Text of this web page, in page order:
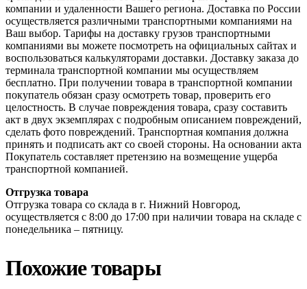
компании и удаленности Вашего региона. Доставка по России
осуществляется различными транспортными компаниями на
Ваш выбор. Тарифы на доставку грузов транспортными
компаниями вы можете посмотреть на официальных сайтах и
воспользоваться калькуляторами доставки. Доставку заказа до
терминала транспортной компании мы осуществляем
бесплатно. При получении товара в транспортной компании
покупатель обязан сразу осмотреть товар, проверить его
целостность. В случае повреждения товара, сразу составить
акт в двух экземплярах с подробным описанием повреждений,
сделать фото повреждений. Транспортная компания должна
принять и подписать акт со своей стороны. На основании акта
Покупатель составляет претензию на возмещение ущерба
транспортной компанией.
Отгрузка товара
Отгрузка товара со склада в г. Нижний Новгород,
осуществляется с 8:00 до 17:00 при наличии товара на складе с
понедельника – пятницу.
Похожие товары